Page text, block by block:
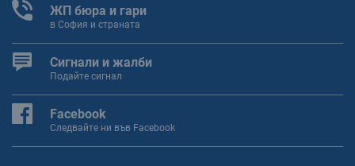
ЖП бюра и гари
в София и страната
Сигнали и жалби
Подайте сигнал
Facebook
Следвайте ни във Facebook